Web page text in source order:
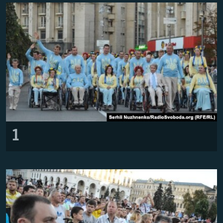
ВІДЕОУРОКИ «ELIFBE»
СВІДЧЕННЯ ОКУПАЦІЇ
УКРАЇНСЬКА ПРОБЛЕМА КРИМУ
ІНФОГРАФІКА
Русский
Qırımtatar
ДОЛУЧАЙСЯ!
Усі сайти RFE/RL
1